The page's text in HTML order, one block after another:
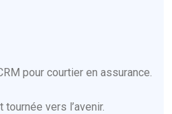
pour courtier en assurance.
vers l’avenir.